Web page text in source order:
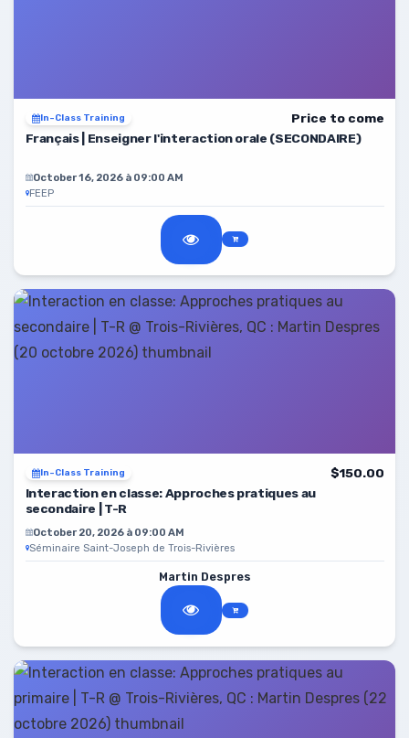
In-Class Training
Price to come
Français | Enseigner l'interaction orale (SECONDAIRE)
October 16, 2026 à 09:00 AM
FEEP
In-Class Training
$150.00
Interaction en classe: Approches pratiques au
secondaire | T-R
October 20, 2026 à 09:00 AM
Séminaire Saint-Joseph de Trois-Rivières
Martin Despres